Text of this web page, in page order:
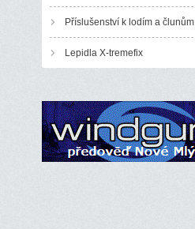
Příslušenství k lodím a člunům
Lepidla X-tremefix